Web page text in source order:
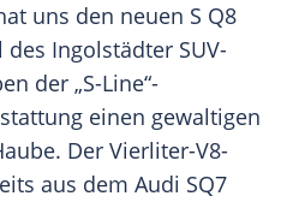
uns den neuen S Q8
Ingolstädter SUV-
der „S-Line“-
einen gewaltigen
. Der Vierliter-V8-
aus dem Audi SQ7